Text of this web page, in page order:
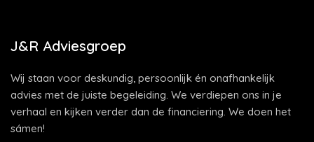
J&R Adviesgroep
Wij staan voor deskundig, persoonlijk én onafhankelijk
advies met de juiste begeleiding. We verdiepen ons in je
verhaal en kijken verder dan de financiering. We doen het
sámen!